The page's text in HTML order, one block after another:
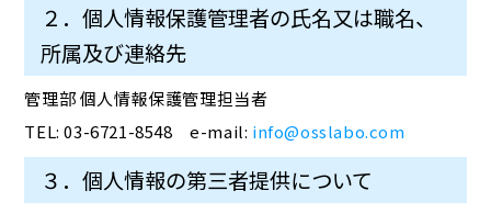
２．個人情報保護管理者の氏名又は職名、
所属及び連絡先
管理部 個人情報保護管理担当者
TEL: 03-6721-8548 e-mail: info@osslabo.com
３．個人情報の第三者提供について